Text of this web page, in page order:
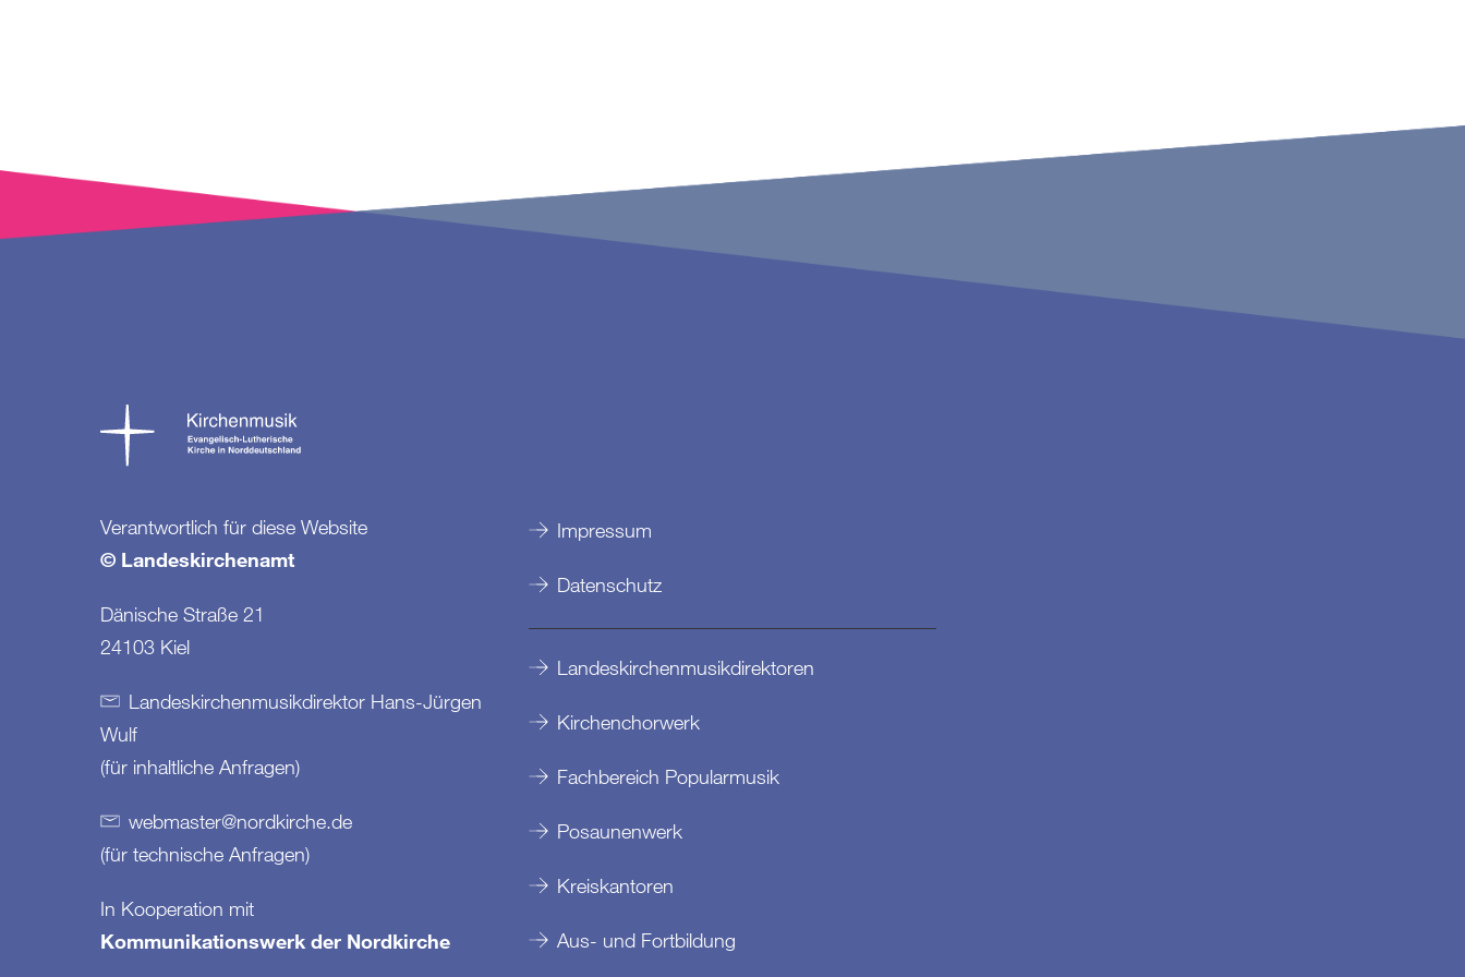
Verantwortlich für diese Website
© Landeskirchenamt
Dänische Straße 21
24103 Kiel
Landeskirchenmusikdirektor Hans-Jürgen
Wulf
(für inhaltliche Anfragen)
webmaster@nordkirche.de
(für technische Anfragen)
In Kooperation mit
Kommunikationswerk der Nordkirche
Impressum
Datenschutz
Landeskirchenmusikdirektoren
Kirchenchorwerk
Fachbereich Popularmusik
Posaunenwerk
Kreiskantoren
Aus- und Fortbildung